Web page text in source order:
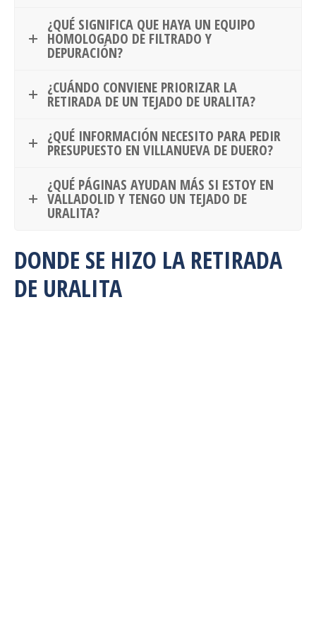
¿QUÉ SIGNIFICA QUE HAYA UN EQUIPO
HOMOLOGADO DE FILTRADO Y
DEPURACIÓN?
¿CUÁNDO CONVIENE PRIORIZAR LA
RETIRADA DE UN TEJADO DE URALITA?
¿QUÉ INFORMACIÓN NECESITO PARA PEDIR
PRESUPUESTO EN VILLANUEVA DE DUERO?
¿QUÉ PÁGINAS AYUDAN MÁS SI ESTOY EN
VALLADOLID Y TENGO UN TEJADO DE
URALITA?
DONDE SE HIZO LA RETIRADA
DE URALITA